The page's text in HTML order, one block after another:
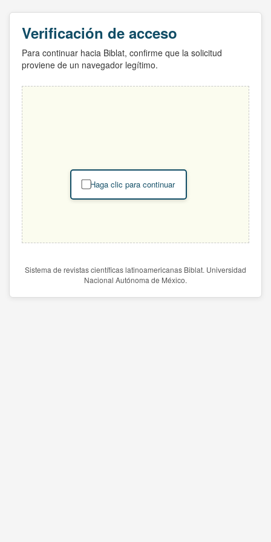
Verificación de acceso
Para continuar hacia Biblat, confirme que la solicitud
proviene de un navegador legítimo.
Haga clic para continuar
Sistema de revistas científicas latinoamericanas Biblat. Universidad
Nacional Autónoma de México.